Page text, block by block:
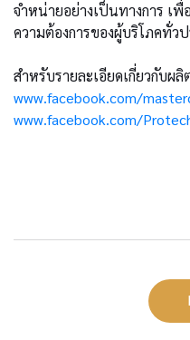
จำหน่ายอย่างเป็นทางการ เ
ความต้องการของผู้บริโภคทั่ว
สำหรับรายละเอียดเกี่ยวกับ
www.facebook.com/
www.facebook.com/